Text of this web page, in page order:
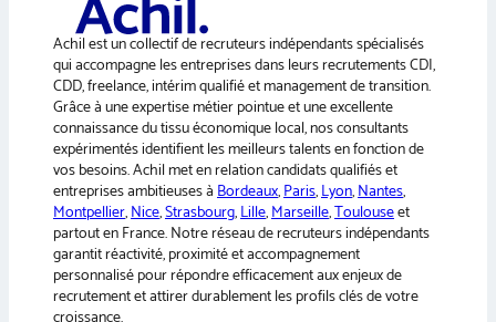
Achil est un collectif de recruteurs indépendants spécialisés
qui accompagne les entreprises dans leurs recrutements CDI,
CDD, freelance, intérim qualifié et management de transition.
Grâce à une expertise métier pointue et une excellente
connaissance du tissu économique local, nos consultants
expérimentés identifient les meilleurs talents en fonction de
vos besoins. Achil met en relation candidats qualifiés et
entreprises ambitieuses àBordeaux,Paris,Lyon,Nantes,
Montpellier,Nice,Strasbourg,Lille,Marseille,Toulouseet
partout en France. Notre réseau de recruteurs indépendants
garantit réactivité, proximité et accompagnement
personnalisé pour répondre efficacement aux enjeux de
recrutement et attirer durablement les profils clés de votre